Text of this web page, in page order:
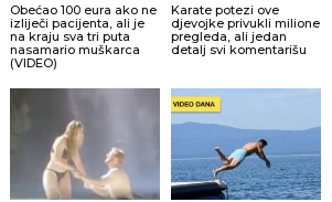
Obećao 100 eura ako ne
izliječi pacijenta, ali je
na kraju sva tri puta
nasamario muškarca
(VIDEO)
Karate potezi ove
djevojke privukli milione
pregleda, ali jedan
detalj svi komentarišu